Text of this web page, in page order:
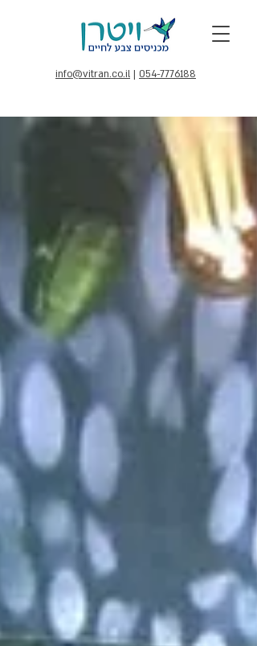
info@vitran.co.il | 054-7776188